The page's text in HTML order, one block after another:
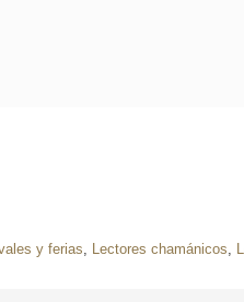
y ferias, Lectores chamánicos,